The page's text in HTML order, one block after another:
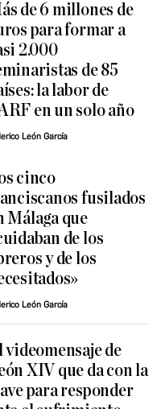
de 6 millones de
para formar a
2.000
de 85
la labor de
en un solo año
León García
cinco
fusilados
Málaga que
de los
y de los
León García
videomensaje de
XIV que da con la
para responder